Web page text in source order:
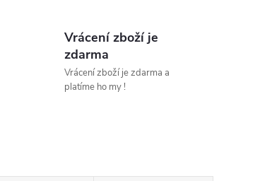
Vrácení zboží je
zdarma
Vrácení zboží je zdarma a
platíme ho my !